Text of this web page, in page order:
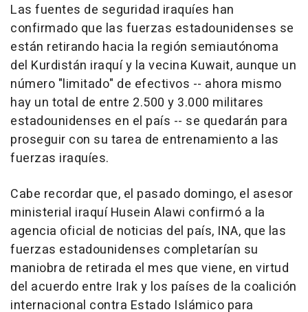
Las fuentes de seguridad iraquíes han
confirmado que las fuerzas estadounidenses se
están retirando hacia la región semiautónoma
del Kurdistán iraquí y la vecina Kuwait, aunque un
número "limitado" de efectivos -- ahora mismo
hay un total de entre 2.500 y 3.000 militares
estadounidenses en el país -- se quedarán para
proseguir con su tarea de entrenamiento a las
fuerzas iraquíes.
Cabe recordar que, el pasado domingo, el asesor
ministerial iraquí Husein Alawi confirmó a la
agencia oficial de noticias del país, INA, que las
fuerzas estadounidenses completarían su
maniobra de retirada el mes que viene, en virtud
del acuerdo entre Irak y los países de la coalición
internacional contra Estado Islámico para